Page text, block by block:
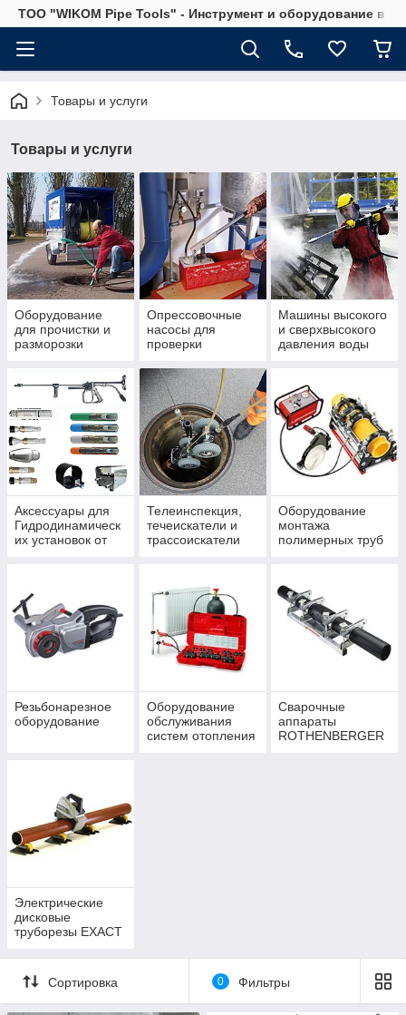
ТОО "WIKOM Pipe Tools" - Инструмент и оборудование в
Товары и услуги
Товары и услуги
Оборудование
для прочистки и
разморозки
Опрессовочные
насосы для
проверки
систем
Машины высокого
и сверхвысокого
давления воды
Аксессуары для
Гидродинамическ
их установок от
Телеинспекция,
течеискатели и
трассоискатели
Оборудование
монтажа
полимерных труб
Резьбонарезное
оборудование
Оборудование
обслуживания
систем отопления
Сварочные
аппараты
ROTHENBERGER
Электрические
дисковые
труборезы EXACT
Сортировка 0 Фильтры